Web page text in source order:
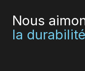
Nous
la